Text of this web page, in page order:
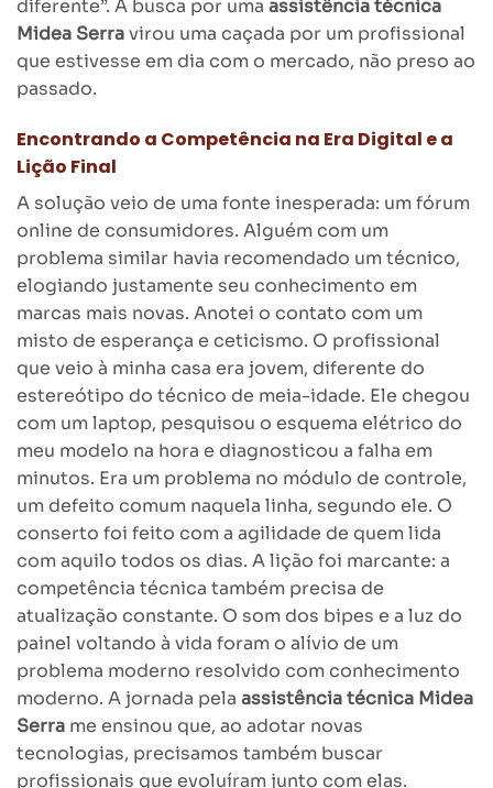
diferente”. A busca por uma assistência técnica
Midea Serravirou uma caçada por um profissional
que estivesse em dia com o mercado, não preso ao
passado.
Encontrando a Competência na Era Digital e a
Lição Final
A solução veio de uma fonte inesperada: um fórum
online de consumidores. Alguém com um
problema similar havia recomendado um técnico,
elogiando justamente seu conhecimento em
marcas mais novas. Anotei o contato com um
misto de esperança e ceticismo. O profissional
que veio à minha casa era jovem, diferente do
estereótipo do técnico de meia-idade. Ele chegou
com um laptop, pesquisou o esquema elétrico do
meu modelo na hora e diagnosticou a falha em
minutos. Era um problema no módulo de controle,
um defeito comum naquela linha, segundo ele. O
conserto foi feito com a agilidade de quem lida
com aquilo todos os dias. A lição foi marcante: a
competência técnica também precisa de
atualização constante. O som dos bipes e a luz do
painel voltando à vida foram o alívio de um
problema moderno resolvido com conhecimento
moderno. A jornada pela assistência técnica Midea
Serra me ensinou que, ao adotar novas
tecnologias, precisamos também buscar
profissionais que evoluíram junto com elas.